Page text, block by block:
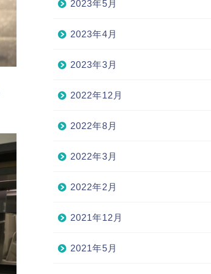
2023年5月
2023年4月
2023年3月
2022年12月
2022年8月
2022年3月
2022年2月
2021年12月
2021年5月